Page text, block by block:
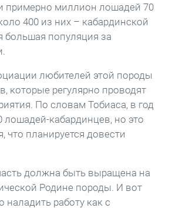
примерно миллион лошадей 70
400 из них – кабардинской
большая популяция за
любителей этой породы
которые регулярно проводят
По словам Тобиаса, в год
кабардинцев, но это
что планируется довести
должна быть выращена на
Родине породы. И вот
наладить работу как с